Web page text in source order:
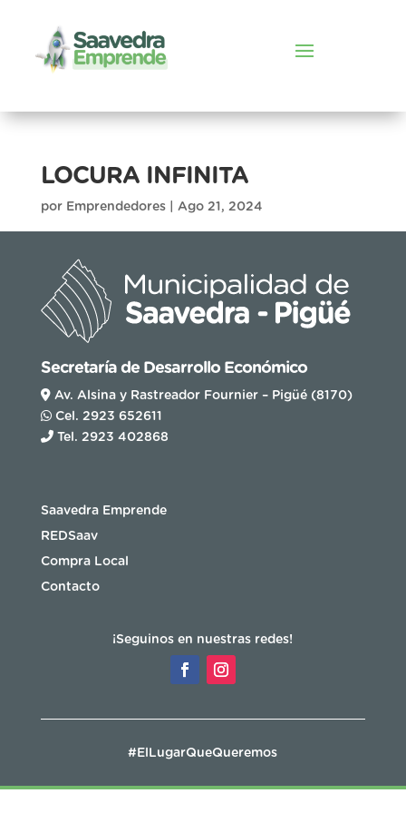
LOCURA INFINITA
por Emprendedores| Ago 21, 2024
Secretaría de Desarrollo Económico
Av. Alsina y Rastreador Fournier – Pigüé (8170)
Cel. 2923 652611
Tel. 2923 402868
Saavedra Emprende
REDSaav
Compra Local
Contacto
¡Seguinos en nuestras redes!
#ElLugarQueQueremos